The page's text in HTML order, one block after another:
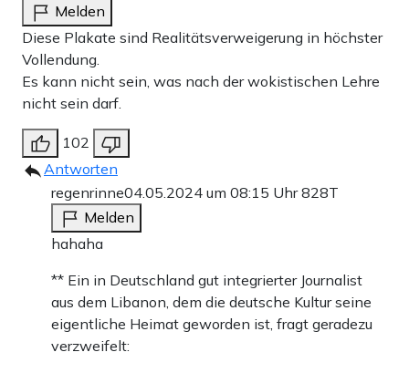
Melden
Diese Plakate sind Realitätsverweigerung in höchster
Vollendung.
Es kann nicht sein, was nach der wokistischen Lehre
nicht sein darf.
102
Antworten
regenrinne04.05.2024 um 08:15 Uhr828T
Melden
hahaha
** Ein in Deutschland gut integrierter Journalist
aus dem Libanon, dem die deutsche Kultur seine
eigentliche Heimat geworden ist, fragt geradezu
verzweifelt: